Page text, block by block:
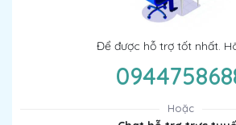
Để được hỗ trợ tốt nhất.
Hoặc